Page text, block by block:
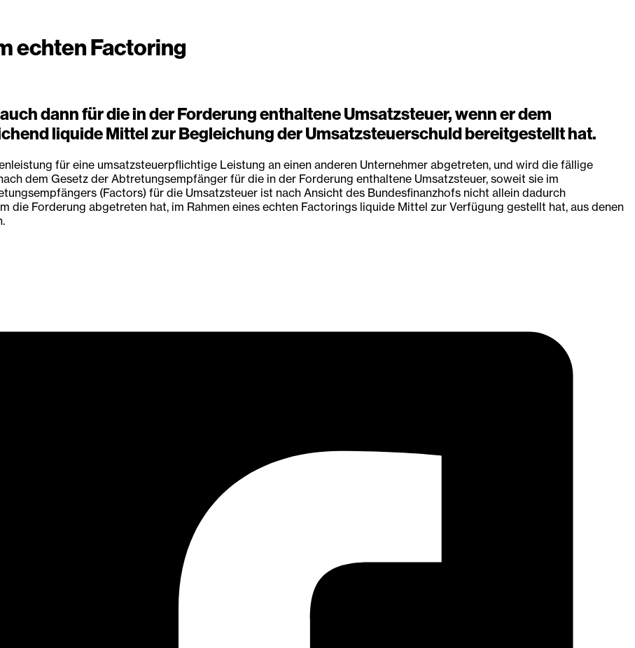
echten Factoring
dann für die in der Forderung enthaltene Umsatzsteuer, wenn er dem
liquide Mittel zur Begleichung der Umsatzsteuerschuld bereitgestellt hat.
für eine umsatzsteuerpflichtige Leistung an einen anderen Unternehmer abgetreten, und wird die fällige
dem Gesetz der Abtretungsempfänger für die in der Forderung enthaltene Umsatzsteuer, soweit sie im
(Factors) für die Umsatzsteuer ist nach Ansicht des Bundesfinanzhofs nicht allein dadurch
die Forderung abgetreten hat, im Rahmen eines echten Factorings liquide Mittel zur Verfügung gestellt hat, aus denen